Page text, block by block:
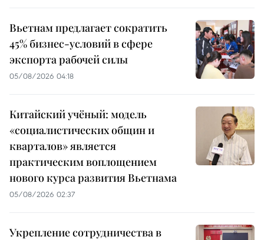
Вьетнам предлагает сократить
45% бизнес-условий в сфере
экспорта рабочей силы
05/08/2026 04:18
Китайский учёный: модель
«социалистических общин и
кварталов» является
практическим воплощением
нового курса развития Вьетнама
05/08/2026 02:37
Укрепление сотрудничества в